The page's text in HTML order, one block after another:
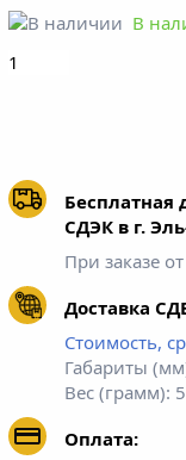
В
Бесплатная
СДЭК в г.
При заказе
Доставка
Стоимость,
Габариты
Вес (грамм):
Оплата: